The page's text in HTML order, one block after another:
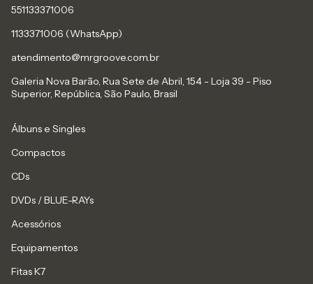
551133371006
1133371006 (WhatsApp)
atendimento@mrgroove.com.br
Galeria Nova Barão, Rua Sete de Abril, 154 - Loja 39 - Piso
Superior, República, São Paulo, Brasil
Álbuns e Singles
Compactos
CDs
DVDs / BLUE-RAYs
Acessórios
Equipamentos
Fitas K7